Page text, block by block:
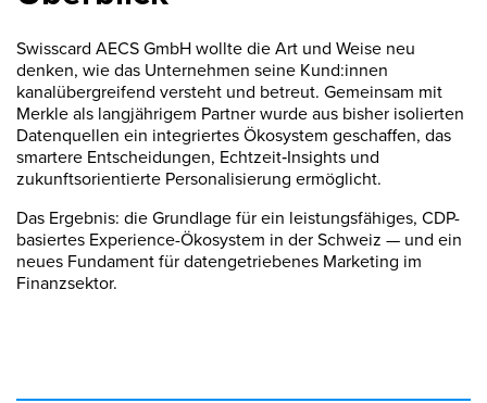
Swisscard AECS GmbH wollte die Art und Weise neu
denken, wie das Unternehmen seine Kund:innen
kanalübergreifend versteht und betreut. Gemeinsam mit
Merkle als langjährigem Partner wurde aus bisher isolierten
Datenquellen ein integriertes Ökosystem geschaffen, das
smartere Entscheidungen, Echtzeit‑Insights und
zukunftsorientierte Personalisierung ermöglicht.
Das Ergebnis: die Grundlage für ein leistungsfähiges, CDP-
basiertes Experience-Ökosystem in der Schweiz — und ein
neues Fundament für datengetriebenes Marketing im
Finanzsektor.